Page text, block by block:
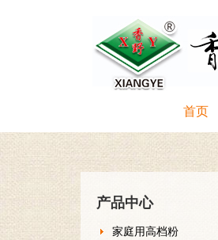
首页
产品中心
家庭用高档粉